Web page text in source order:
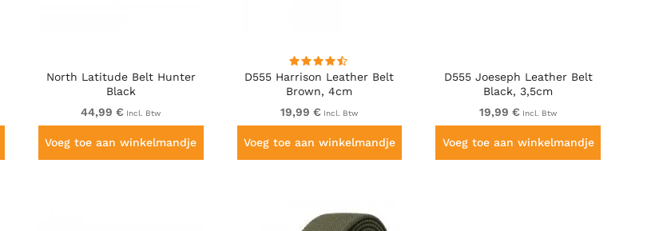
North Latitude Belt Hunter
Black
44,99 € Incl. Btw
Voeg toe aan winkelmandje
D555 Harrison Leather Belt
Brown, 4cm
19,99 € Incl. Btw
Voeg toe aan winkelmandje
D555 Joeseph Leather Belt
Black, 3,5cm
19,99 € Incl. Btw
Voeg toe aan winkelmandje